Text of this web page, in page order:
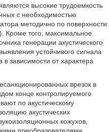
высокие трудоемкость
с необходимостью
методично по поверхности
того, максимальное
генерации акустического
устойчивого сигнала
в зависимости от характера
врезок в
конце контролируемого
по акустическому
акустических
кожухов,